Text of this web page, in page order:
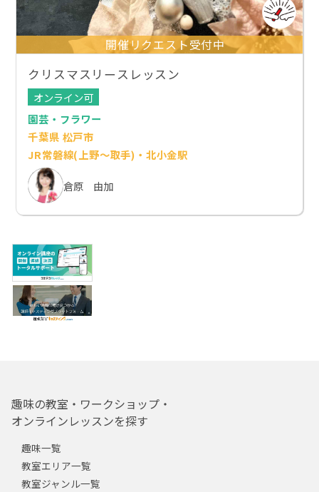
開催リクエスト受付中
クリスマスリースレッスン
オンライン可
園芸・フラワー
千葉県 松戸市
JR常磐線(上野～取手)・北小金駅
倉原 由加
趣味の教室・ワークショップ・
オンラインレッスンを探す
趣味一覧
教室エリア一覧
教室ジャンル一覧